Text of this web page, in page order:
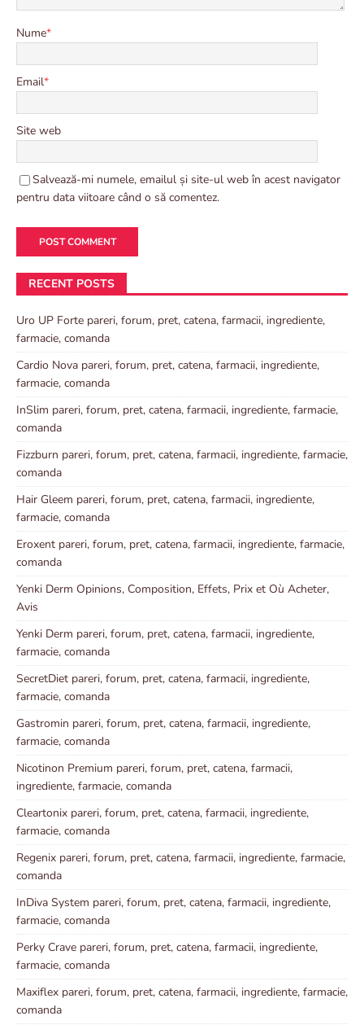
Nume*
Email*
Site web
Salvează-mi numele, emailul și site-ul web în acest navigator
pentru data viitoare când o să comentez.
RECENT POSTS
Uro UP Forte pareri, forum, pret, catena, farmacii, ingrediente,
farmacie, comanda
Cardio Nova pareri, forum, pret, catena, farmacii, ingrediente,
farmacie, comanda
InSlim pareri, forum, pret, catena, farmacii, ingrediente, farmacie,
comanda
Fizzburn pareri, forum, pret, catena, farmacii, ingrediente, farmacie,
comanda
Hair Gleem pareri, forum, pret, catena, farmacii, ingrediente,
farmacie, comanda
Eroxent pareri, forum, pret, catena, farmacii, ingrediente, farmacie,
comanda
Yenki Derm Opinions, Composition, Effets, Prix et Où Acheter,
Avis
Yenki Derm pareri, forum, pret, catena, farmacii, ingrediente,
farmacie, comanda
SecretDiet pareri, forum, pret, catena, farmacii, ingrediente,
farmacie, comanda
Gastromin pareri, forum, pret, catena, farmacii, ingrediente,
farmacie, comanda
Nicotinon Premium pareri, forum, pret, catena, farmacii,
ingrediente, farmacie, comanda
Cleartonix pareri, forum, pret, catena, farmacii, ingrediente,
farmacie, comanda
Regenix pareri, forum, pret, catena, farmacii, ingrediente, farmacie,
comanda
InDiva System pareri, forum, pret, catena, farmacii, ingrediente,
farmacie, comanda
Perky Crave pareri, forum, pret, catena, farmacii, ingrediente,
farmacie, comanda
Maxiflex pareri, forum, pret, catena, farmacii, ingrediente, farmacie,
comanda